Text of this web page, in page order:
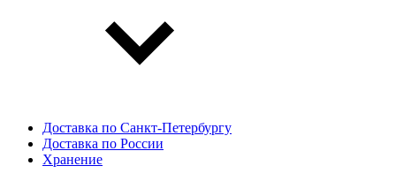
Доставка по Санкт-Петербургу
Доставка по России
Хранение